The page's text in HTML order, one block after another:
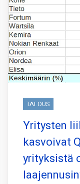
TALOUS
Yritysten
kasvoivat
yrityksistä